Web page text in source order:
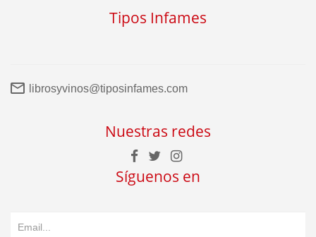
Tipos Infames
librosyvinos@tiposinfames.com
Nuestras redes
Síguenos en